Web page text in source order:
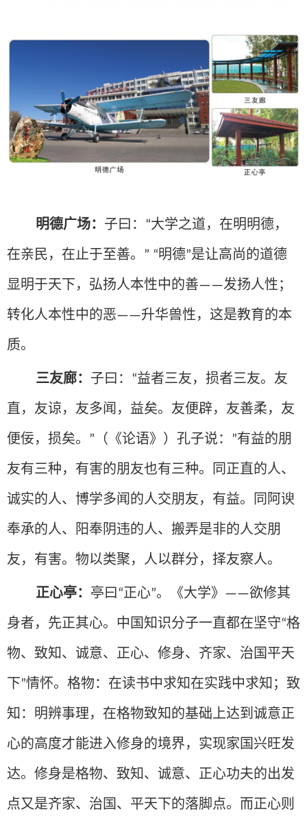
明德广场： 子曰： “大学之道，在明明德，
在亲民，在止于至善。 ” “明德”是让高尚的道德
显明于天下，弘扬人本性中的善——发扬人性；
转化人本性中的恶——升华兽性，这是教育的本
质。
三友廊： 子曰： “益者三友，损者三友。友
直，友谅，友多闻，益矣。友便辟，友善柔，友
便佞，损矣。 ” （《论语》）孔子说： ”有益的朋
友有三种，有害的朋友也有三种。同正直的人、
诚实的人、博学多闻的人交朋友，有益。同阿谀
奉承的人、阳奉阴违的人、搬弄是非的人交朋
友，有害。物以类聚，人以群分，择友察人。
正心亭： 亭曰 “正心”。《大学》 ——欲修其
身者，先正其心。中国知识分子一直都在坚守“格
物、致知、诚意、正心、修身、齐家、治国平天
下”情怀。格物：在读书中求知在实践中求知；致
知：明辨事理，在格物致知的基础上达到诚意正
心的高度才能进入修身的境界，实现家国兴旺发
达。修身是格物、致知、诚意、正心功夫的出发
点又是齐家、治国、平天下的落脚点。而正心则